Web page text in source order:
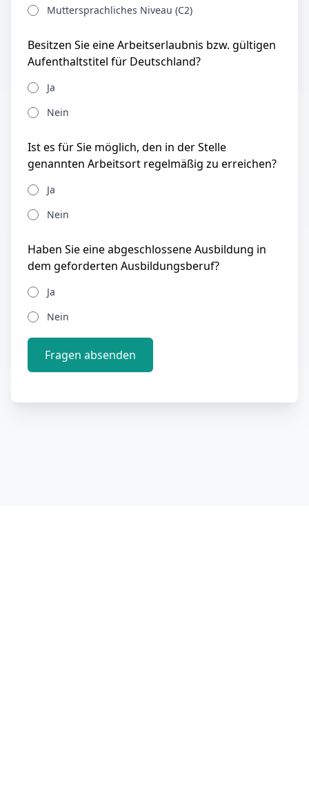
Muttersprachliches Niveau (C2)
Besitzen Sie eine Arbeitserlaubnis bzw. gültigen
Aufenthaltstitel für Deutschland?
Ja
Nein
Ist es für Sie möglich, den in der Stelle
genannten Arbeitsort regelmäßig zu erreichen?
Ja
Nein
Haben Sie eine abgeschlossene Ausbildung in
dem geforderten Ausbildungsberuf?
Ja
Nein
Fragen absenden